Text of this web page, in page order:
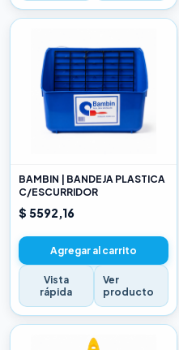
BAMBIN | BANDEJA PLASTICA
C/ESCURRIDOR
$ 5592,16
Agregar al carrito
Vista
rápida
Ver
producto